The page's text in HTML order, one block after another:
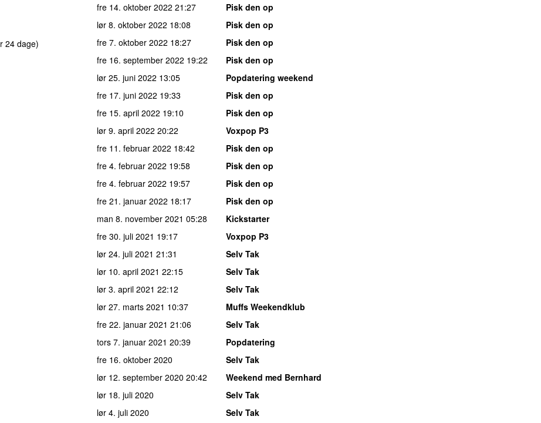
24 dage)
fre 14. oktober 2022 21:27
Pisk den op
lør 8. oktober 2022 18:08
Pisk den op
fre 7. oktober 2022 18:27
Pisk den op
fre 16. september 2022 19:22
Pisk den op
lør 25. juni 2022 13:05
Popdatering weekend
fre 17. juni 2022 19:33
Pisk den op
fre 15. april 2022 19:10
Pisk den op
lør 9. april 2022 20:22
Voxpop P3
fre 11. februar 2022 18:42
Pisk den op
fre 4. februar 2022 19:58
Pisk den op
fre 4. februar 2022 19:57
Pisk den op
fre 21. januar 2022 18:17
Pisk den op
man 8. november 2021 05:28
Kickstarter
fre 30. juli 2021 19:17
Voxpop P3
lør 24. juli 2021 21:31
Selv Tak
lør 10. april 2021 22:15
Selv Tak
lør 3. april 2021 22:12
Selv Tak
lør 27. marts 2021 10:37
Muffs Weekendklub
fre 22. januar 2021 21:06
Selv Tak
tors 7. januar 2021 20:39
Popdatering
fre 16. oktober 2020
Selv Tak
lør 12. september 2020 20:42
Weekend med Bernhard
lør 18. juli 2020
Selv Tak
lør 4. juli 2020
Selv Tak